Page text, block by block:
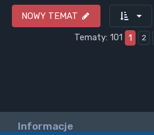
NOWY TEMAT
Tematy: 101
1 2
Informacje